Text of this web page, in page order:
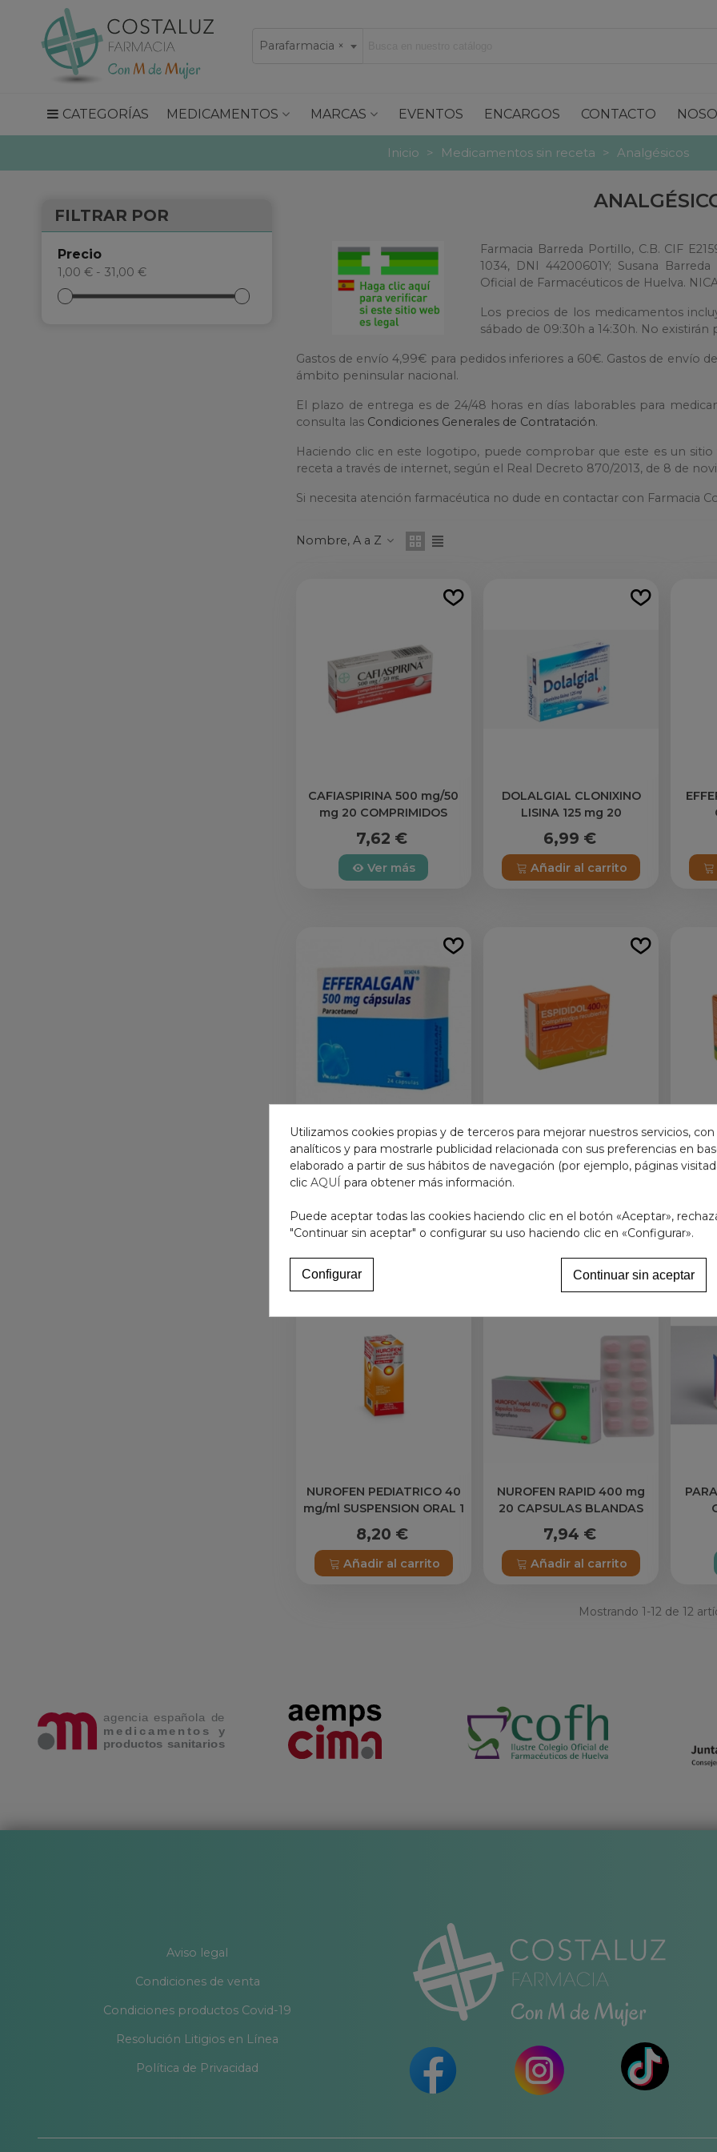
×
Parafarmacia
CATEGORÍAS MEDICAMENTOS MARCAS EVENTOS ENCARGOS CONTACTO
Inicio > Medicamentos sin receta > Analgésicos
FILTRAR POR
Precio
1,00 € - 31,00 €
Farmacia Barreda Portillo, C.B. CIF
1034, DNI 44200601Y; Susana
Oficial de Farmacéuticos de Huelva.
Los precios de los medicamentos
sábado de 09:30h a 14:30h. No existirán
Gastos de envío 4,99€ para pedidos inferiores a 60€. Gastos de envío
ámbito peninsular nacional.
El plazo de entrega es de 24/48 horas en días laborables para
consulta las Condiciones Generales de Contratación.
Haciendo clic en este logotipo, puede comprobar que este es un
receta a través de internet, según el Real Decreto 870/2013, de 8 de
Si necesita atención farmacéutica no dude en contactar con Farmacia
Nombre, A a Z
CAFIASPIRINA 500 mg/50
mg 20 COMPRIMIDOS
7,62 €
Ver más
DOLALGIAL CLONIXINO
LISINA 125 mg 20
COMPRIMIDOS
RECUBIERTOS
6,99 €
Añadir al carrito
EFFERALGAN 500 mg 24
CAPSULAS
2,03 €
Ver más
ESPIDIDOL 400 mg 18
COMPRIMIDOS
RECUBIERTOS
Añadir al carrito
NUROFEN PEDIATRICO 40
mg/ml SUSPENSION ORAL 1
FRASCO 150 ml (SABOR
FRESA)
8,20 €
Añadir al carrito
NUROFEN RAPID 400 mg
20 CAPSULAS BLANDAS
7,94 €
Añadir al carrito
Mostrando1-12 de 12
Aviso legal
Condiciones de venta
Condiciones productos Covid-19
Resolución Litigios en Línea
Política de Privacidad
Utilizamos cookies propias y de terceros para mejorar nuestros servicios,
analíticos y para mostrarle publicidad relacionada con sus preferencias en
elaborado a partir de sus hábitos de navegación (por ejemplo, páginas
clic AQUÍ para obtener más información.
Puede aceptar todas las cookies haciendo clic en el botón «Aceptar»,
"Continuar sin aceptar" o configurar su uso haciendo clic en «Configurar».
Continuar sin aceptar
Configurar